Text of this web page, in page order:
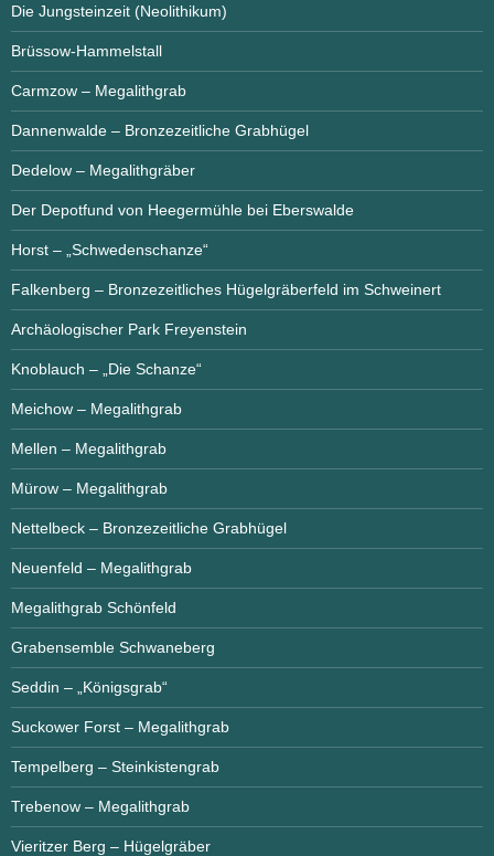
Die Jungsteinzeit (Neolithikum)
Brüssow-Hammelstall
Carmzow – Megalithgrab
Dannenwalde – Bronzezeitliche Grabhügel
Dedelow – Megalithgräber
Der Depotfund von Heegermühle bei Eberswalde
Horst – „Schwedenschanze“
Falkenberg – Bronzezeitliches Hügelgräberfeld im Schweinert
Archäologischer Park Freyenstein
Knoblauch – „Die Schanze“
Meichow – Megalithgrab
Mellen – Megalithgrab
Mürow – Megalithgrab
Nettelbeck – Bronzezeitliche Grabhügel
Neuenfeld – Megalithgrab
Megalithgrab Schönfeld
Grabensemble Schwaneberg
Seddin – „Königsgrab“
Suckower Forst – Megalithgrab
Tempelberg – Steinkistengrab
Trebenow – Megalithgrab
Vieritzer Berg – Hügelgräber